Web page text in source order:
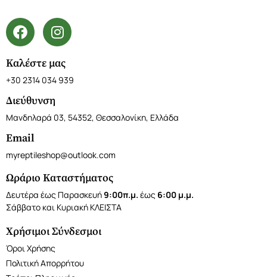
Καλέστε μας
+30 2314 034 939
Διεύθυνση
Μανδηλαρά 03, 54352, Θεσσαλονίκη, Ελλάδα
Email
myreptileshop@outlook.com
Ωράριο Καταστήματος
Δευτέρα έως Παρασκευή9:00π.μ. έως 6:00 μ.μ.
Σάββατο και Κυριακή ΚΛΕΙΣΤΑ
Χρήσιμοι Σύνδεσμοι
Όροι Χρήσης
Πολιτική Απορρήτου